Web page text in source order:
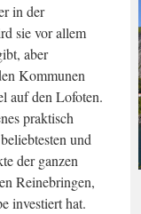
in der
sie vor allem
aber
Kommunen
auf den Lofoten.
praktisch
und
der ganzen
Reinebringen,
investiert hat.